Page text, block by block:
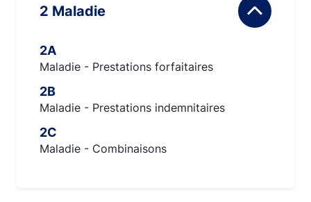
2 Maladie
2A
Maladie - Prestations forfaitaires
2B
Maladie - Prestations indemnitaires
2C
Maladie - Combinaisons